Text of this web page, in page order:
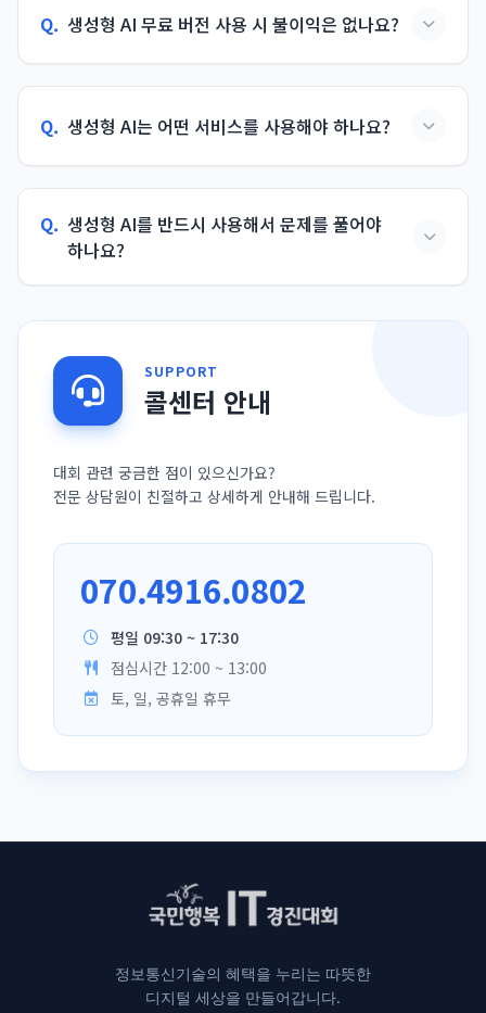
Q. 생성형 AI 무료 버전 사용 시 불이익은 없나요?
Q. 생성형 AI는 어떤 서비스를 사용해야 하나요?
Q. 생성형 AI를 반드시 사용해서 문제를 풀어야
하나요?
SUPPORT
콜센터 안내
대회 관련 궁금한 점이 있으신가요?
전문 상담원이 친절하고 상세하게 안내해 드립니다.
070.4916.0802
평일 09:30 ~ 17:30
점심시간 12:00 ~ 13:00
토, 일, 공휴일 휴무
정보통신기술의 혜택을 누리는 따뜻한
디지털 세상을 만들어갑니다.